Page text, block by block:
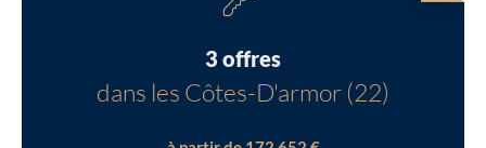
3 offres
dans les Côtes-D'armor (22)